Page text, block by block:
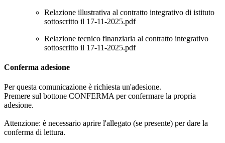
Relazione illustrativa al contratto integrativo di istituto
sottoscritto il 17-11-2025.pdf
Relazione tecnico finanziaria al contratto integrativo
sottoscritto il 17-11-2025.pdf
Conferma adesione
Per questa comunicazione è richiesta un'adesione.
Premere sul bottone CONFERMA per confermare la propria
adesione.
Attenzione: è necessario aprire l'allegato (se presente) per dare la
conferma di lettura.